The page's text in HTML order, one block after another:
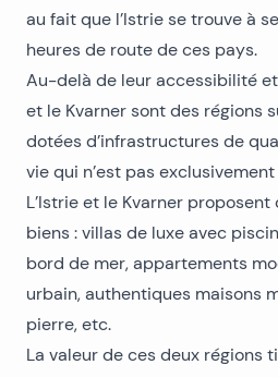
au fait que l’Istrie se trouve à
heures de route de ces pays.
Au-delà de leur accessibilité
et le Kvarner sont des régions
dotées d’infrastructures de
vie qui n’est pas
L’Istrie et le Kvarner
biens : villas de luxe avec
bord de mer, appartements
urbain, authentiques maisons
pierre, etc.
La valeur de ces deux régions